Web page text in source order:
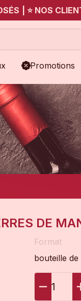
⭐ NOS
Promotions
DE
Format
bouteille
1